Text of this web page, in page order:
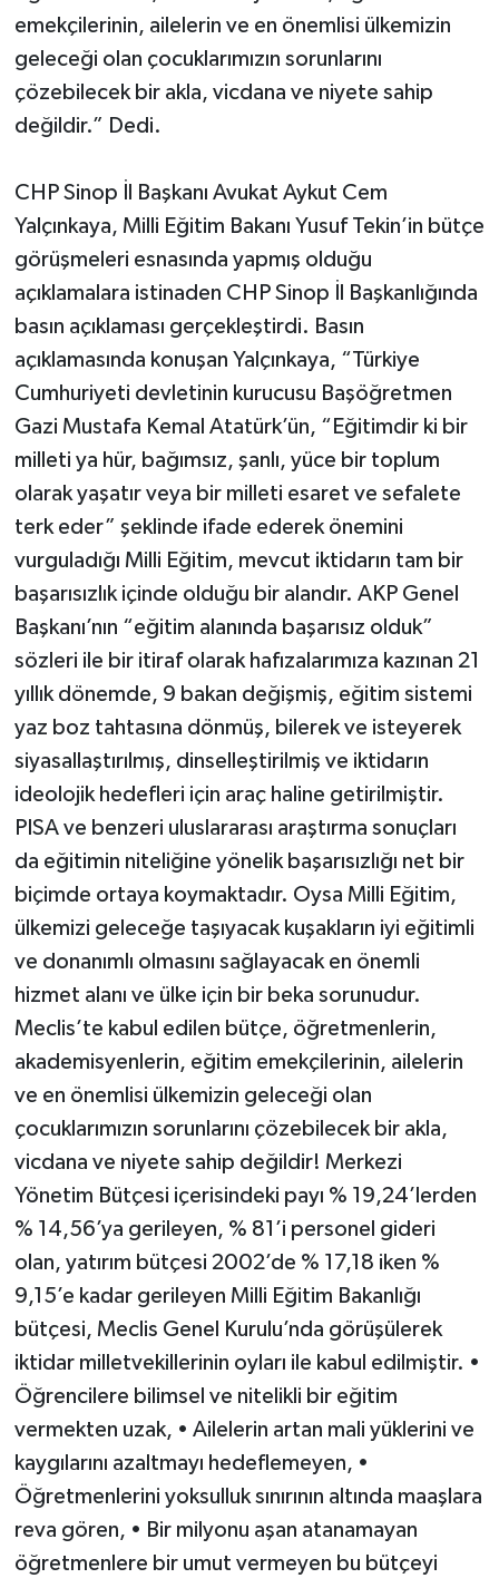
emekçilerinin, ailelerin ve en önemlisi ülkemizin
geleceği olan çocuklarımızın sorunlarını
çözebilecek bir akla, vicdana ve niyete sahip
değildir.” Dedi.
CHP Sinop İl Başkanı Avukat Aykut Cem
Yalçınkaya, Milli Eğitim Bakanı Yusuf Tekin’in bütçe
görüşmeleri esnasında yapmış olduğu
açıklamalara istinaden CHP Sinop İl Başkanlığında
basın açıklaması gerçekleştirdi. Basın
açıklamasında konuşan Yalçınkaya, “Türkiye
Cumhuriyeti devletinin kurucusu Başöğretmen
Gazi Mustafa Kemal Atatürk’ün, “Eğitimdir ki bir
milleti ya hür, bağımsız, şanlı, yüce bir toplum
olarak yaşatır veya bir milleti esaret ve sefalete
terk eder” şeklinde ifade ederek önemini
vurguladığı Milli Eğitim, mevcut iktidarın tam bir
başarısızlık içinde olduğu bir alandır. AKP Genel
Başkanı’nın “eğitim alanında başarısız olduk”
sözleri ile bir itiraf olarak hafızalarımıza kazınan 21
yıllık dönemde, 9 bakan değişmiş, eğitim sistemi
yaz boz tahtasına dönmüş, bilerek ve isteyerek
siyasallaştırılmış, dinselleştirilmiş ve iktidarın
ideolojik hedefleri için araç haline getirilmiştir.
PISA ve benzeri uluslararası araştırma sonuçları
da eğitimin niteliğine yönelik başarısızlığı net bir
biçimde ortaya koymaktadır. Oysa Milli Eğitim,
ülkemizi geleceğe taşıyacak kuşakların iyi eğitimli
ve donanımlı olmasını sağlayacak en önemli
hizmet alanı ve ülke için bir beka sorunudur.
Meclis’te kabul edilen bütçe, öğretmenlerin,
akademisyenlerin, eğitim emekçilerinin, ailelerin
ve en önemlisi ülkemizin geleceği olan
çocuklarımızın sorunlarını çözebilecek bir akla,
vicdana ve niyete sahip değildir! Merkezi
Yönetim Bütçesi içerisindeki payı % 19,24’lerden
% 14,56’ya gerileyen, % 81’i personel gideri
olan, yatırım bütçesi 2002’de % 17,18 iken %
9,15’e kadar gerileyen Milli Eğitim Bakanlığı
bütçesi, Meclis Genel Kurulu’nda görüşülerek
iktidar milletvekillerinin oyları ile kabul edilmiştir. •
Öğrencilere bilimsel ve nitelikli bir eğitim
vermekten uzak, • Ailelerin artan mali yüklerini ve
kaygılarını azaltmayı hedeflemeyen, •
Öğretmenlerini yoksulluk sınırının altında maaşlara
reva gören, • Bir milyonu aşan atanamayan
öğretmenlere bir umut vermeyen bu bütçeyi